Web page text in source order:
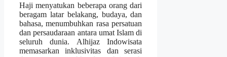
Haji menyatukan beberapa orang dari
beragam latar belakang, budaya, dan
bahasa, menumbuhkan rasa persatuan
dan persaudaraan antara umat Islam di
seluruh dunia. Alhijaz Indowisata
memasarkan inklusivitas dan serasi